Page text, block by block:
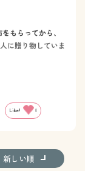
もらってから、
に贈り物していま
はとても便利に
いると思いま
Like! 0
新しい順